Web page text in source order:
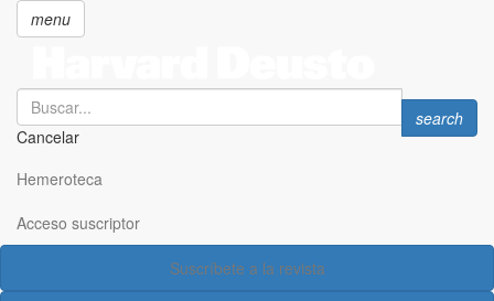
principal
menu
Search
Cancelar
Search
search
Hemeroteca
Acceso suscriptor
Suscríbete a la revista
Acceso suscriptor